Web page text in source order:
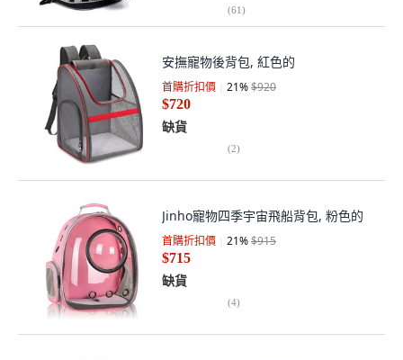
(61)
安撫寵物後背包, 紅色的
首購折扣價 21%$920
$720
缺貨
(2)
Jinho寵物四季宇宙飛船背包, 粉色的
首購折扣價 21%$915
$715
缺貨
(4)